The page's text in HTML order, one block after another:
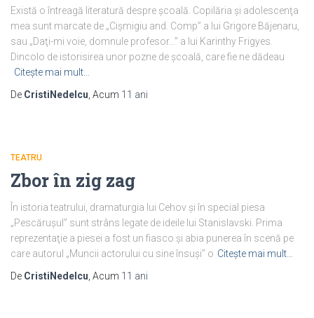
Există o întreagă literatură despre şcoală. Copilăria şi adolescenţa
mea sunt marcate de „Cişmigiu and. Comp” a lui Grigore Băjenaru,
sau „Daţi-mi voie, domnule profesor…” a lui Karinthy Frigyes.
Dincolo de istorisirea unor pozne de şcoală, care fie ne dădeau
Citește mai mult…
De CristiNedelcu , Acum 11 ani
TEATRU
Zbor în zig zag
În istoria teatrului, dramaturgia lui Cehov şi în special piesa
„Pescăruşul” sunt strâns legate de ideile lui Stanislavski. Prima
reprezentaţie a piesei a fost un fiasco şi abia punerea în scenă pe
care autorul „Muncii actorului cu sine însuşi” o Citește mai mult…
De CristiNedelcu , Acum 11 ani